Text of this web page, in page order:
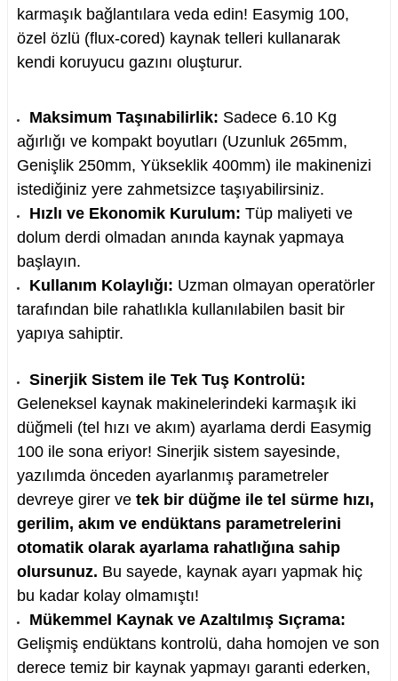
ve Lehim Teli
karmaşık bağlantılara veda edin! Easymig 100,
özel özlü (flux-cored) kaynak telleri kullanarak
kendi koruyucu gazını oluşturur.
Maksimum Taşınabilirlik: Sadece 6.10 Kg
ağırlığı ve kompakt boyutları (Uzunluk 265mm,
Genişlik 250mm, Yükseklik 400mm) ile makinenizi
istediğiniz yere zahmetsizce taşıyabilirsiniz.
Hızlı ve Ekonomik Kurulum: Tüp maliyeti ve
dolum derdi olmadan anında kaynak yapmaya
başlayın.
Kullanım Kolaylığı: Uzman olmayan operatörler
tarafından bile rahatlıkla kullanılabilen basit bir
yapıya sahiptir.
Sinerjik Sistem ile Tek Tuş Kontrolü:
Geleneksel kaynak makinelerindeki karmaşık iki
düğmeli (tel hızı ve akım) ayarlama derdi Easymig
100 ile sona eriyor! Sinerjik sistem sayesinde,
yazılımda önceden ayarlanmış parametreler
devreye girer ve tek bir düğme ile tel sürme hızı,
gerilim, akım ve endüktans parametrelerini
otomatik olarak ayarlama rahatlığına sahip
olursunuz. Bu sayede, kaynak ayarı yapmak hiç
bu kadar kolay olmamıştı!
Mükemmel Kaynak ve Azaltılmış Sıçrama:
Gelişmiş endüktans kontrolü, daha homojen ve son
derece temiz bir kaynak yapmayı garanti ederken,